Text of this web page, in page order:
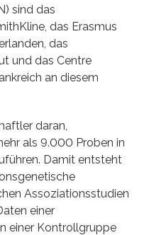
sind das
das Erasmus
das
und das Centre
an diesem
daran,
als 9.000 Proben in
Damit entsteht
Assoziationsstudien
einer
einer Kontrollgruppe